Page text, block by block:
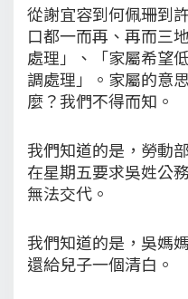
從謝宜容到何佩珊到
口都一而再、再而三
處理」、「家屬希望
調處理」。家屬的意
麼？我們不得而知。
我們知道的是，勞動
在星期五要求吳姓公
無法交代。
我們知道的是，吳媽
還給兒子一個清白。